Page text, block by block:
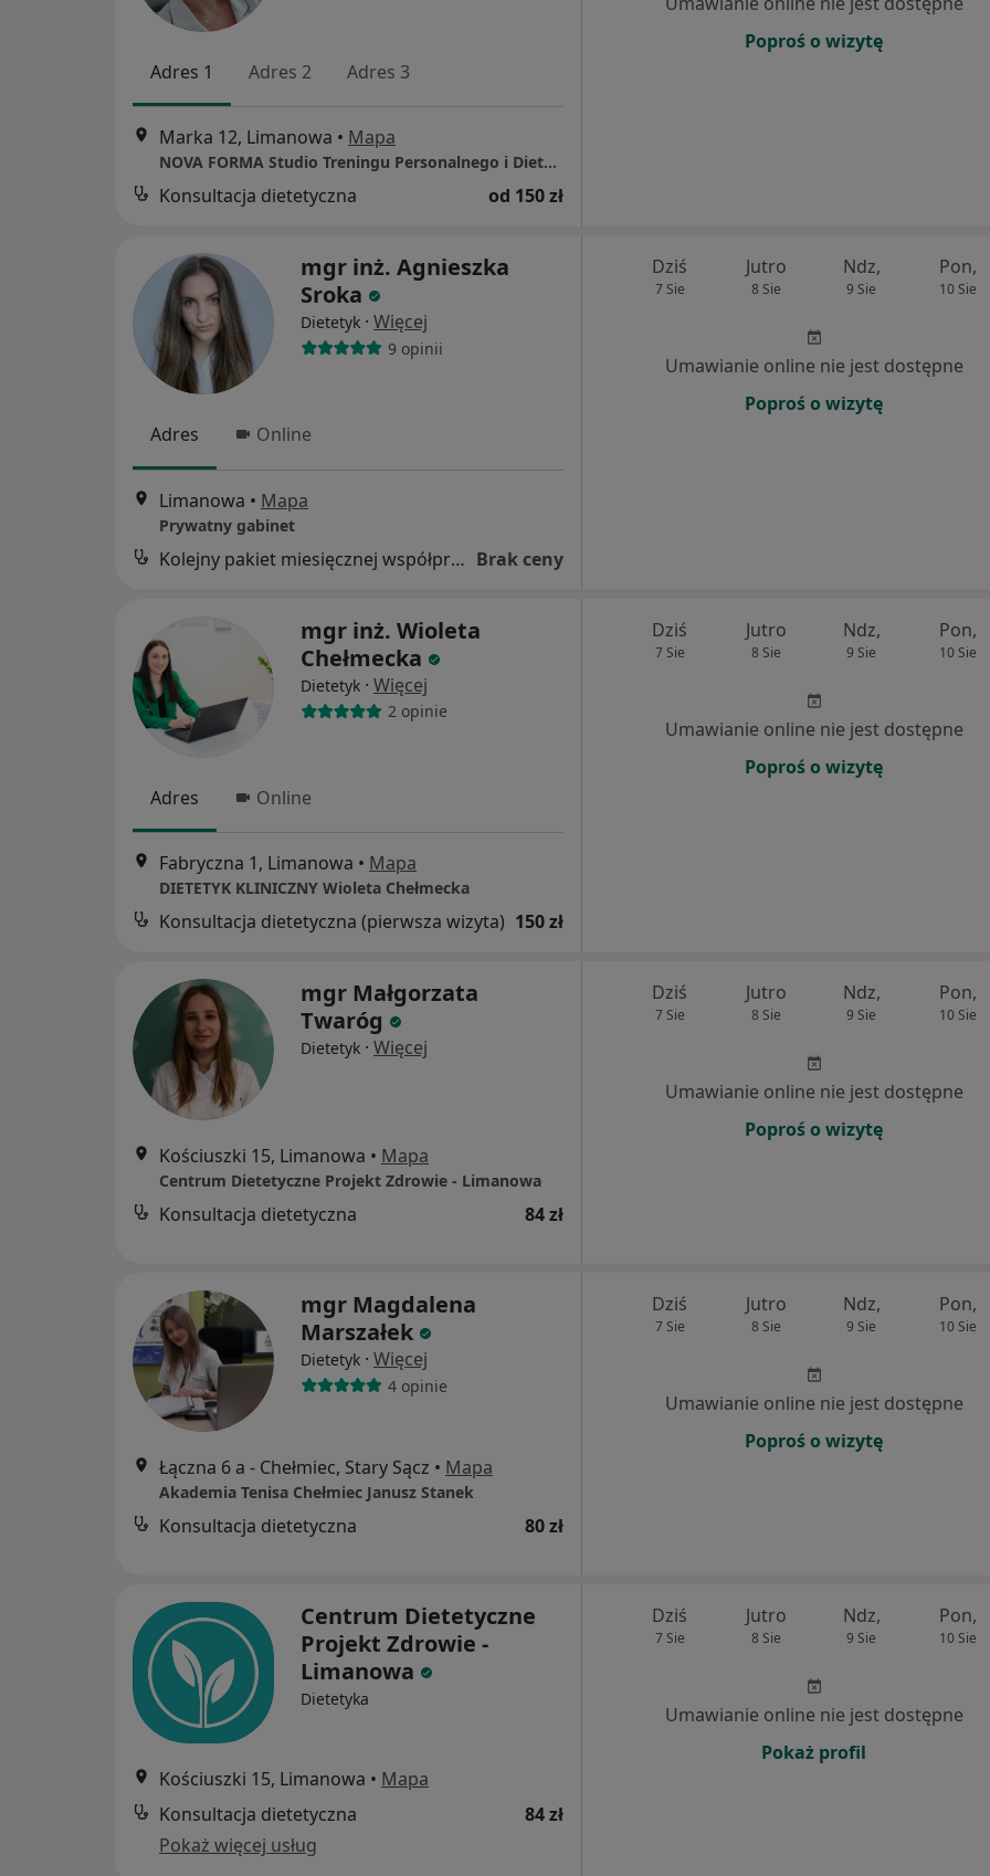
Adres 1 Adres 2 Adres 3
Marka 12, Limanowa • Mapa
NOVA FORMA Studio Treningu Personalnego i Dietetyki klinicznej
Konsultacja dietetyczna od 150 zł
Poproś o wizytę
mgr inż. Agnieszka
Sroka
Dietetyk · Więcej
9 opinii
Adres Online
Limanowa • Mapa
Prywatny gabinet
Kolejny pakiet miesięcznej współpracy standard Brak ceny
Dziś
7 Sie
Jutro
8 Sie
Ndz,
9 Sie
Pon,
10 Sie
Umawianie online nie jest dostępne
Poproś o wizytę
mgr inż. Wioleta
Chełmecka
Dietetyk · Więcej
2 opinie
Adres Online
Fabryczna 1, Limanowa • Mapa
DIETETYK KLINICZNY Wioleta Chełmecka
Konsultacja dietetyczna (pierwsza wizyta) 150 zł
Dziś
7 Sie
Jutro
8 Sie
Ndz,
9 Sie
Pon,
10 Sie
Umawianie online nie jest dostępne
Poproś o wizytę
mgr Małgorzata
Twaróg
Dietetyk · Więcej
Kościuszki 15, Limanowa • Mapa
Centrum Dietetyczne Projekt Zdrowie - Limanowa
Konsultacja dietetyczna 84 zł
Dziś
7 Sie
Jutro
8 Sie
Ndz,
9 Sie
Pon,
10 Sie
Umawianie online nie jest dostępne
Poproś o wizytę
mgr Magdalena
Marszałek
Dietetyk · Więcej
4 opinie
Łączna 6 a - Chełmiec, Stary Sącz • Mapa
Akademia Tenisa Chełmiec Janusz Stanek
Konsultacja dietetyczna 80 zł
Dziś
7 Sie
Jutro
8 Sie
Ndz,
9 Sie
Pon,
10 Sie
Umawianie online nie jest dostępne
Poproś o wizytę
Centrum Dietetyczne
Projekt Zdrowie -
Limanowa
Dietetyka
Kościuszki 15, Limanowa • Mapa
Konsultacja dietetyczna
84 zł
Pokaż więcej usług
Dziś
7 Sie
Jutro
8 Sie
Ndz,
9 Sie
Pon,
10 Sie
Umawianie online nie jest dostępne
Pokaż profil